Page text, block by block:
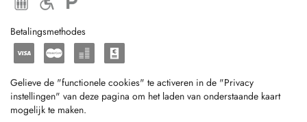
Betalingsmethodes
Gelieve de "functionele cookies" te activeren in de "Privacy
instellingen" van deze pagina om het laden van onderstaande kaart
mogelijk te maken.